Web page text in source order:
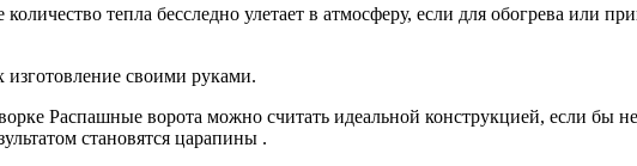
тепла бесследно улетает в атмосферу, если для обогрева или
своими руками.
Распашные ворота можно считать идеальной конструкцией, если бы
становятся царапины .